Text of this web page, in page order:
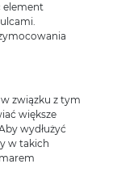
element
związku z tym
większe
wydłużyć
w takich